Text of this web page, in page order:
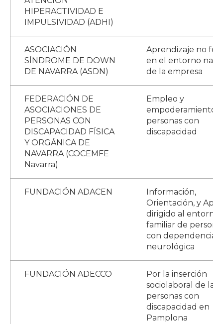
HIPERACTIVIDAD E
IMPULSIVIDAD (ADHI)
ASOCIACIÓN
SÍNDROME DE DOWN
DE NAVARRA (ASDN)
Aprendizaje no
en el entorno
de la empresa
FEDERACIÓN DE
ASOCIACIONES DE
PERSONAS CON
DISCAPACIDAD FÍSICA
Y ORGÁNICA DE
NAVARRA (COCEMFE
Navarra)
Empleo y
empoderamiento
personas con
discapacidad
FUNDACIÓN ADACEN
Información,
Orientación, y
dirigido al entorno
familiar de
con dependencia
neurológica
FUNDACIÓN ADECCO
Por la inserción
sociolaboral de las
personas con
discapacidad en
Pamplona